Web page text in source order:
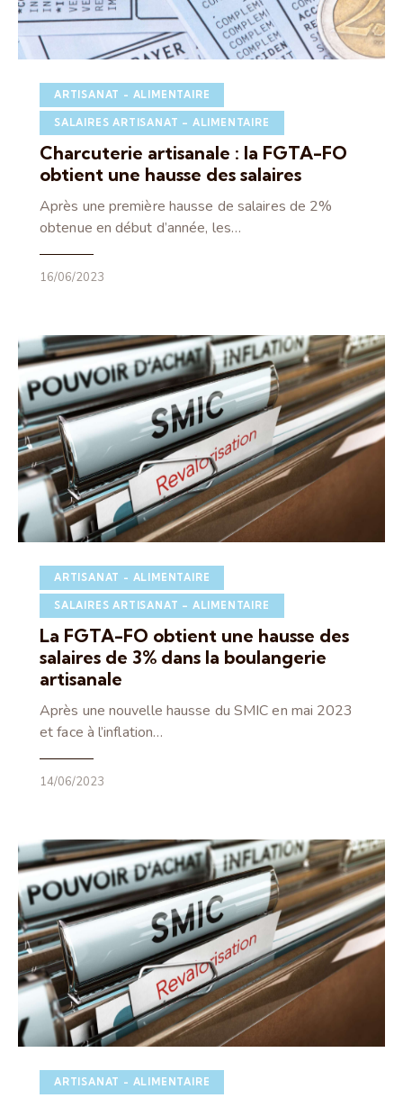
ARTISANAT - ALIMENTAIRE
SALAIRES ARTISANAT – ALIMENTAIRE
Charcuterie artisanale : la FGTA-FO
obtient une hausse des salaires
Après une première hausse de salaires de 2%
obtenue en début d’année, les…
16/06/2023
ARTISANAT - ALIMENTAIRE
SALAIRES ARTISANAT – ALIMENTAIRE
La FGTA-FO obtient une hausse des
salaires de 3% dans la boulangerie
artisanale
Après une nouvelle hausse du SMIC en mai 2023
et face à l’inflation…
14/06/2023
ARTISANAT - ALIMENTAIRE